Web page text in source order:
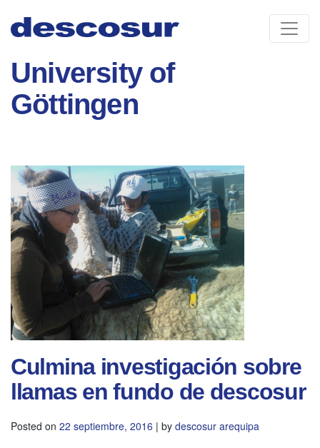
content
University of
Göttingen
Culmina investigación sobre
llamas en fundo de descosur
Posted on 22 septiembre, 2016 | by descosur arequipa